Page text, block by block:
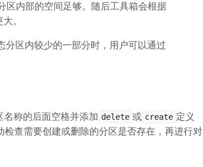
区内部的空间足够。随后工具箱会根据
。
区内较少的一部分时，用户可以通过
名称的后面空格并添加 delete 或 create 定义
查需要创建或删除的分区是否存在，再进行对